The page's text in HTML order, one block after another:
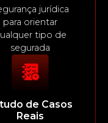
jurídica
para orientar
tipo de
segurada
de Casos
Reais